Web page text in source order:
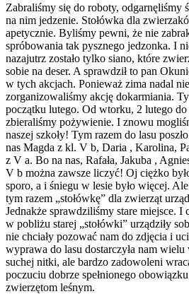
Zabraliśmy się do roboty, odgarnęliśmy
na nim jedzenie. Stołówka dla
apetycznie. Byliśmy pewni, że nie
spróbowania tak pysznego jedzonka. I
nazajutrz zostało tylko siano, które
sobie na deser. A sprawdził to pan
w tych akcjach. Ponieważ zima nadal
zorganizowaliśmy akcję dokarmiania.
początku lutego. Od wtorku, 2 lutego
zbieraliśmy pożywienie. I znowu
naszej szkoły! Tym razem do lasu
nas Magda z kl. V b, Daria , Karolina,
z V a. Bo na nas, Rafała, Jakuba ,
V b można zawsze liczyć! Oj ciężko
sporo, a i śniegu w lesie było więcej.
tym razem „stołówkę” dla zwierząt
Jednakże sprawdziliśmy stare miejsce. I
w pobliżu starej „stołówki” urządziły
nie chciały pozować nam do zdjęcia i
wyprawa do lasu dostarczyła nam
suchej nitki, ale bardzo zadowoleni
poczuciu dobrze spełnionego
zwierzętom leśnym.